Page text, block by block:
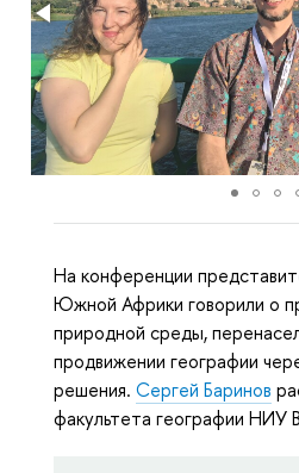
На конференции
Южной Африки говорили о
природной среды,
продвижении географии
решения. Сергей Баринов
факультета географии НИУ